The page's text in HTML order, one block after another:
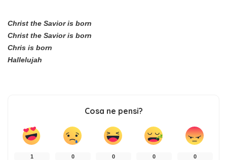
Christ the Savior is born
Christ the Savior is born
Chris is born
Hallelujah
Cosa ne pensi?
1 0 0 0 0